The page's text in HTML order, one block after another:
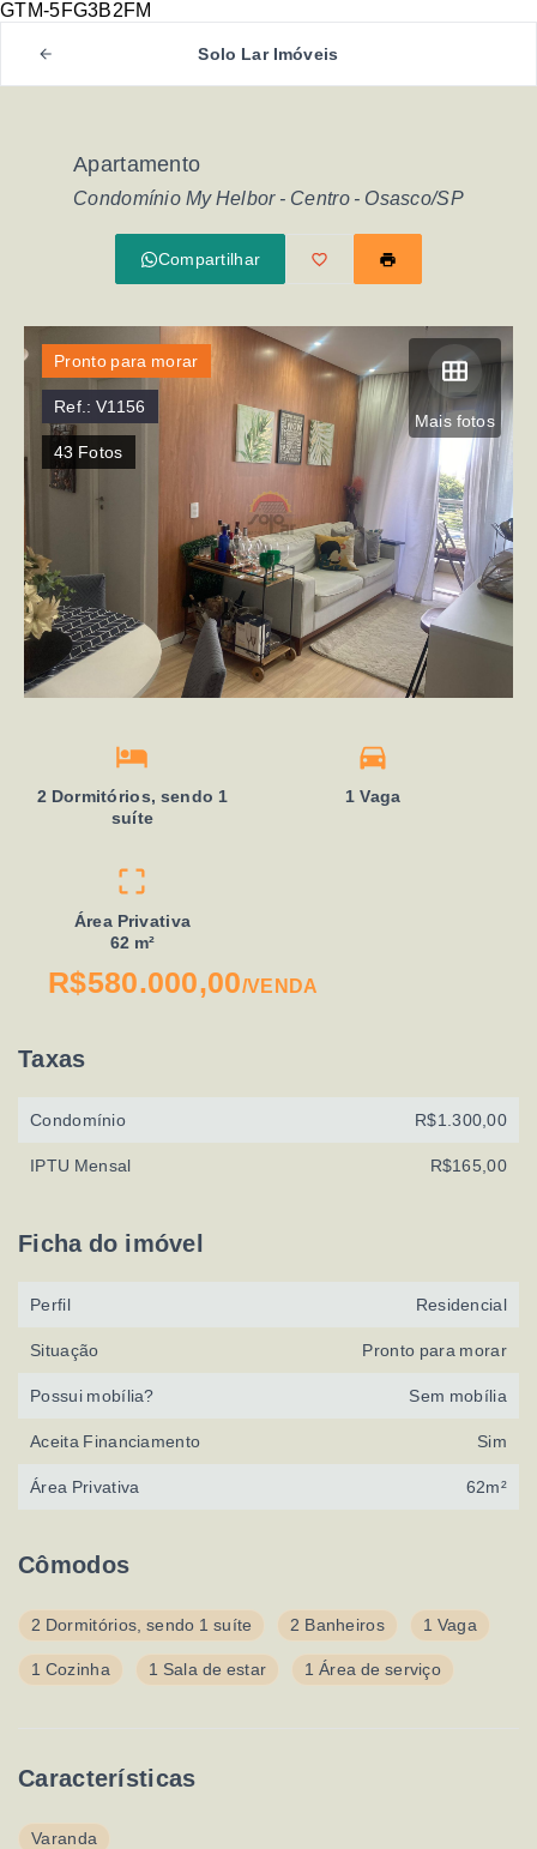
GTM-5FG3B2FM
Solo Lar Imóveis
Apartamento
Condomínio My Helbor - Centro - Osasco/SP
Compartilhar
Mais fotos
Pronto para morar
Ref.:V1156
43 Fotos
2 Dormitórios, sendo 1
suíte
1 Vaga
Área Privativa
62 m²
R$580.000,00/VENDA
Cômodos
2 Dormitórios, sendo 1 suíte 2 Banheiros 1 Vaga
1 Cozinha 1 Sala de estar 1 Área de serviço
Características
Varanda
Taxas
Condomínio R$1.300,00
IPTU Mensal R$165,00
Ficha do imóvel
Perfil Residencial
Situação Pronto para morar
Possui mobília? Sem mobília
Aceita Financiamento Sim
Área Privativa 62m²